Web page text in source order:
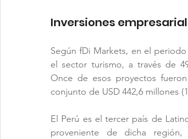
Inversiones
Según fDi Markets, en el periodo
el sector turismo, a través de
Once de esos proyectos
conjunto de USD 442,6 millones
El Perú es el tercer país de
proveniente de dicha